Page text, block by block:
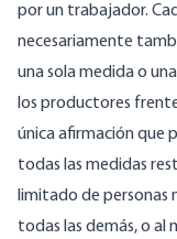
por un trabajador.
necesariamente
una sola medida o
los productores
única afirmación que
todas las medidas
limitado de
todas las demás, o al